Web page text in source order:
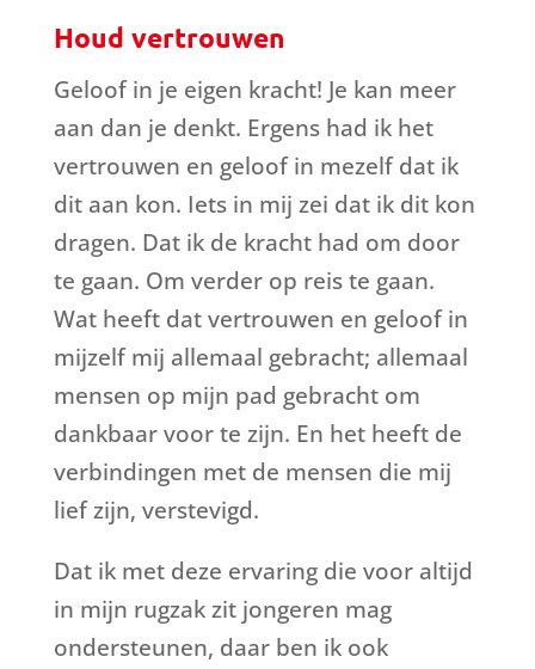
Houd vertrouwen
Geloof in je eigen kracht! Je kan meer
aan dan je denkt. Ergens had ik het
vertrouwen en geloof in mezelf dat ik
dit aan kon. Iets in mij zei dat ik dit kon
dragen. Dat ik de kracht had om door
te gaan. Om verder op reis te gaan.
Wat heeft dat vertrouwen en geloof in
mijzelf mij allemaal gebracht; allemaal
mensen op mijn pad gebracht om
dankbaar voor te zijn. En het heeft de
verbindingen met de mensen die mij
lief zijn, verstevigd.
Dat ik met deze ervaring die voor altijd
in mijn rugzak zit jongeren mag
ondersteunen, daar ben ik ook